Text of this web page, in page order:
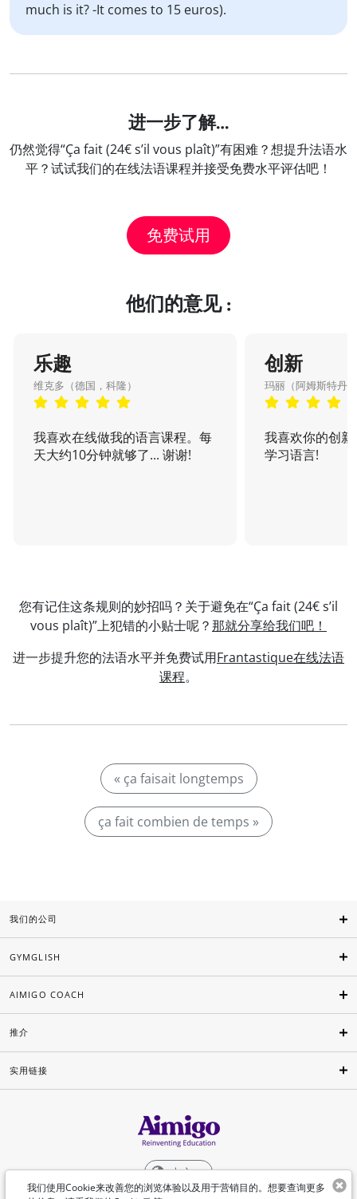
much is it? -It comes to 15 euros).
进一步了解…
仍然觉得“Ça fait (24€ s’il vous plaît)”有困难？想提升法语水
平？试试我们的在线法语课程并接受免费水平评估吧！
免费试用
他们的意见 :
乐趣
维克多（德国，科隆）
我喜欢在线做我的语言课程。每
天大约10分钟就够了... 谢谢!
创新
玛丽（阿姆斯特丹
我喜欢你的创
学习语言!
您有记住这条规则的妙招吗？关于避免在“Ça fait (24€ s’il
vous plaît)”上犯错的小贴士呢？那就分享给我们吧！
进一步提升您的法语水平并免费试用Frantastique在线法语
课程。
« ça faisait longtemps
ça fait combien de temps »
我们使用Cookie来改善您的浏览体验以及用于营销目的。想要查询更多
我们的公司
GYMGLISH
AIMIGO COACH
推介
实用链接
中文